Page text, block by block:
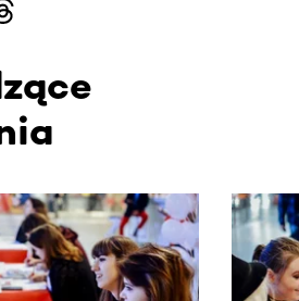
przewijane w poziomie. Użyj